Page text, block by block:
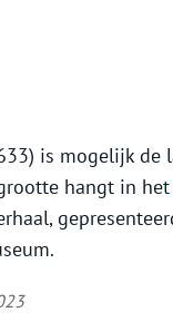
is mogelijk
hangt in het